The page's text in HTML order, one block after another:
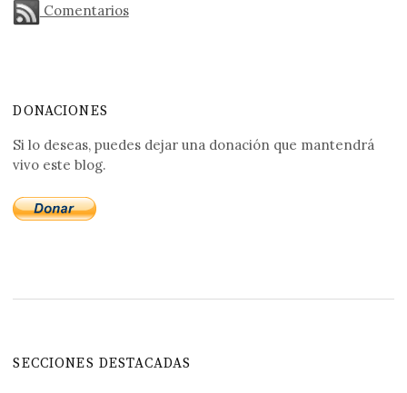
Comentarios
DONACIONES
Si lo deseas, puedes dejar una donación que mantendrá
vivo este blog.
SECCIONES DESTACADAS